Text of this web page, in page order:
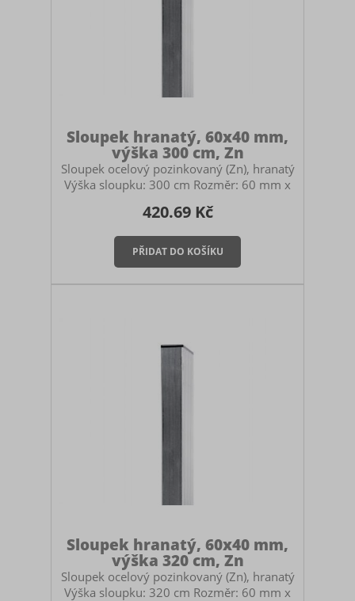
Sloupek hranatý, 60x40 mm,
výška 300 cm, Zn
Sloupek ocelový pozinkovaný (Zn), hranatý
Výška sloupku: 300 cm Rozměr: 60 mm x
plotů. Použití: průběžný, počáteční i
koncový sloupek pro panelové oplocení
nebo pletivo. Součástí sloupku je černá
plastová čepička. Montáž sloupku Sloupek
můžete zabetonovat do země, zasadit do
Doporučuje se mít sloupek zabet
420.69 Kč
Sloupek hranatý, 60x40 mm,
výška 320 cm, Zn
Sloupek ocelový pozinkovaný (Zn), hranatý
Výška sloupku: 320 cm Rozměr: 60 mm x